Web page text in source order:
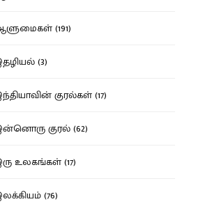
(191)
(3)
குரல்கள் (17)
குரல் (62)
உலகங்கள் (17)
(76)